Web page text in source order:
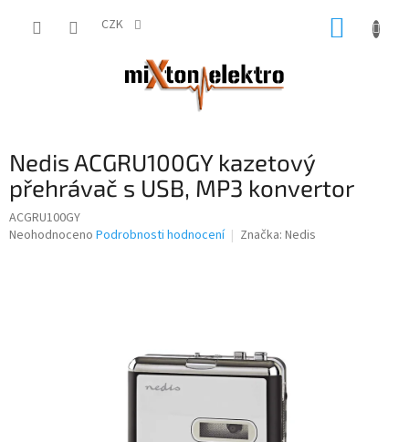
CZK
Nedis ACGRU100GY kazetový
přehrávač s USB, MP3 konvertor
ACGRU100GY
Průměrné
Neohodnoceno Podrobnosti hodnocení Značka: Nedis